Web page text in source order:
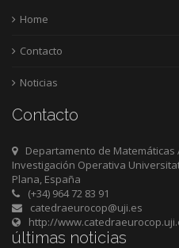
Home
Contacto
Noticias
Contacto
Departamento de Matemáticas
Investigación Operativa
Plana, España
(+34) 964 72 83 91
catedraeurocop@uji.es
http://
últimas noticias